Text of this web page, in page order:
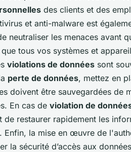
des clients et des
et anti-malware est
neutraliser les menaces avant
tous vos systèmes et
violations de données sont
perte de données, mettez en
doivent être sauvegardées de
En cas de violation de
de restaurer rapidement les
Enfin, la mise en œuvre de
la sécurité d’accès aux